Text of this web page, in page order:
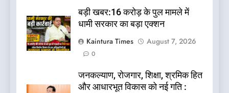
बड़ी खबर:16 करोड़ के पुल मामले में
धामी सरकार का बड़ा एक्शन
Kaintura Times
August 7, 2026
0
जनकल्याण, रोजगार, शिक्षा, श्रमिक हित
और आधारभूत विकास को नई गति :